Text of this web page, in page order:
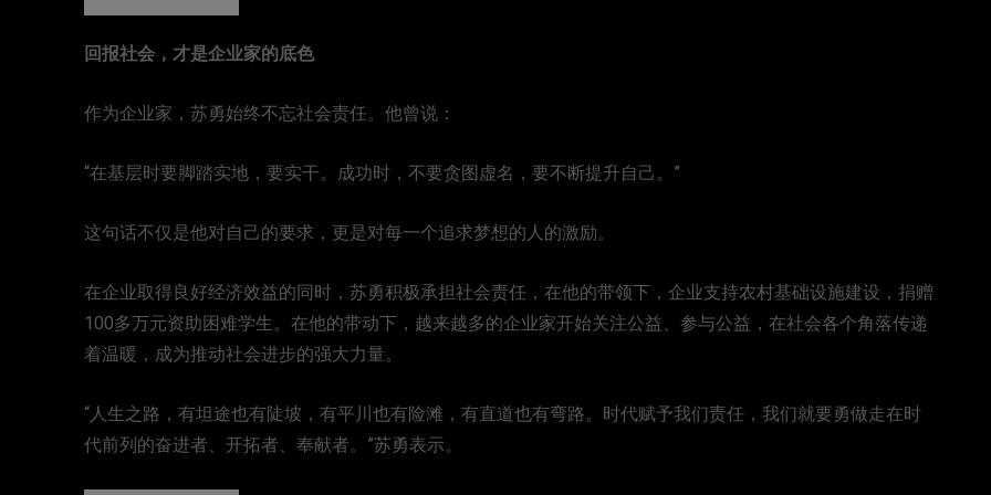
回报社会，才是企业家的底色
作为企业家，苏勇始终不忘社会责任。他曾说：
“在基层时要脚踏实地，要实干。成功时，不要贪图虚名，要不断提升自己。”
这句话不仅是他对自己的要求，更是对每一个追求梦想的人的激励。
在企业取得良好经济效益的同时，苏勇积极承担社会责任，在他的带领下，企业支持农村基础设施建设，捐赠
100多万元资助困难学生。在他的带动下，越来越多的企业家开始关注公益、参与公益，在社会各个角落传递
着温暖，成为推动社会进步的强大力量。
“人生之路，有坦途也有陡坡，有平川也有险滩，有直道也有弯路。时代赋予我们责任，我们就要勇做走在时
代前列的奋进者、开拓者、奉献者。”苏勇表示。